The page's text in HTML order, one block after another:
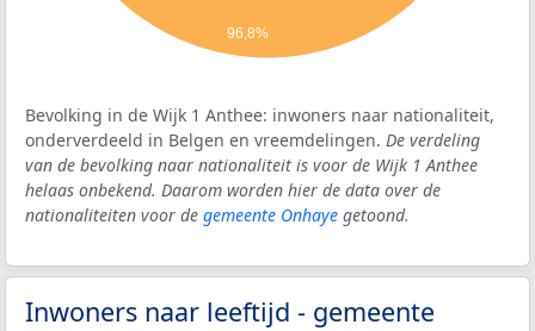
96,8%
Bevolking in de Wijk 1 Anthee: inwoners naar nationaliteit,
onderverdeeld in Belgen en vreemdelingen. De verdeling
van de bevolking naar nationaliteit is voor de Wijk 1 Anthee
helaas onbekend. Daarom worden hier de data over de
nationaliteiten voor de gemeente Onhaye getoond.
Inwoners naar leeftijd - gemeente